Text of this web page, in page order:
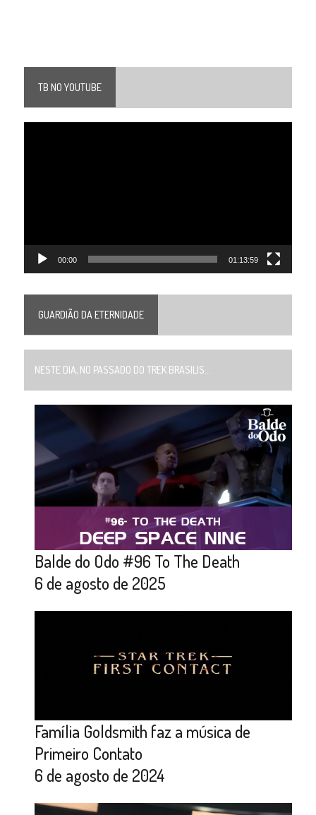
TB NO YOUTUBE
00:00 01:13:59
GUARDIÃO DA ETERNIDADE
NESTE DIA, NO PASSADO DO TREK BRASILIS...
Balde do Odo #96 To The Death
6 de agosto de 2025
Família Goldsmith faz a música de
Primeiro Contato
6 de agosto de 2024